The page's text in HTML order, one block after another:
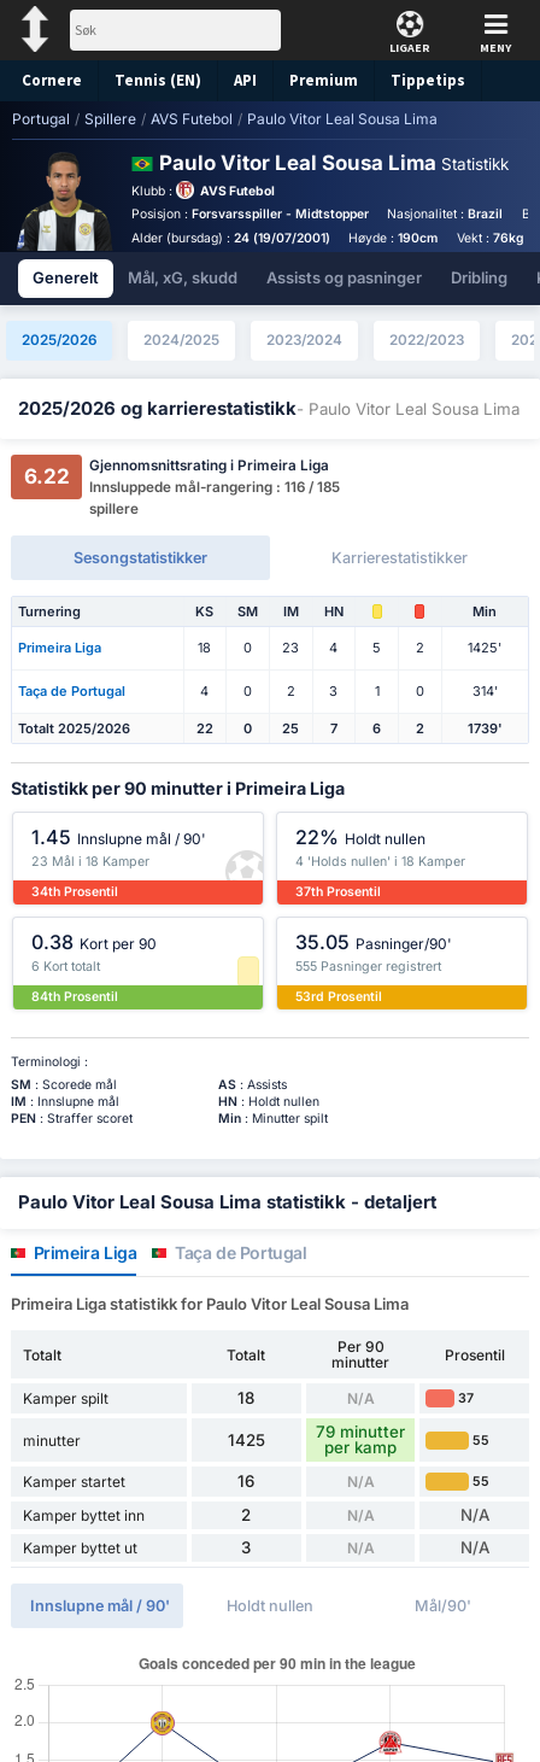
LIGAER MENY
Cornere Tennis (EN) API Premium Tippetips
Portugal / Spillere / AVS Futebol / Paulo Vitor Leal Sousa Lima
Paulo Vitor Leal Sousa Lima Statistikk
Klubb :
AVS Futebol
Posisjon : Forsvarsspiller - Midtstopper Nasjonalitet :Brazil
Alder (bursdag) : 24 (19/07/2001) Høyde :190cm Vekt : 76kg
Generelt Mål, xG, skudd Assists og pasninger Dribling
2025/2026 2024/2025 2023/2024 2022/2023
2025/2026 og karrierestatistikk- Paulo Vitor Leal Sousa Lima
6.22
Gjennomsnittsrating i Primeira Liga
Innsluppede mål-rangering : 116 / 185
spillere
Sesongstatistikker Karrierestatistikker
Turnering KS SM IM HN Min
Primeira Liga 18 0 23 4 5 2 1425'
Taça de Portugal 4 0 2 3 1 0 314'
Totalt 2025/2026 22 0 25 7 6 2 1739'
Statistikk per 90 minutter i Primeira Liga
1.45 Innslupne mål / 90'
23 Mål i 18 Kamper
34th Prosentil
22% Holdt nullen
4 'Holds nullen' i 18 Kamper
37th Prosentil
0.38 Kort per 90
6 Kort totalt
84th Prosentil
35.05 Pasninger/90'
555 Pasninger registrert
53rd Prosentil
Terminologi :
SM : Scorede mål AS: Assists
IM : Innslupne mål HN : Holdt nullen
PEN : Straffer scoret Min: Minutter spilt
Paulo Vitor Leal Sousa Lima statistikk - detaljert
Primeira Liga Taça de Portugal
Primeira Liga statistikk for Paulo Vitor Leal Sousa Lima
Totalt Totalt
Per 90
minutter
Prosentil
Kamper spilt 18 N/A 37
minutter 1425
79 minutter
per kamp
55
Kamper startet 16 N/A 55
Kamper byttet inn 2 N/A N/A
Kamper byttet ut 3 N/A N/A
Innslupne mål / 90' Holdt nullen Mål/90'